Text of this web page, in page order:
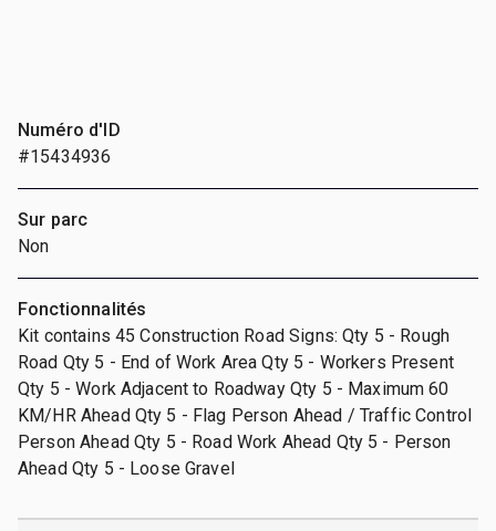
Numéro d'ID
#15434936
Sur parc
Non
Fonctionnalités
Kit contains 45 Construction Road Signs: Qty 5 - Rough
Road Qty 5 - End of Work Area Qty 5 - Workers Present
Qty 5 - Work Adjacent to Roadway Qty 5 - Maximum 60
KM/HR Ahead Qty 5 - Flag Person Ahead / Traffic Control
Person Ahead Qty 5 - Road Work Ahead Qty 5 - Person
Ahead Qty 5 - Loose Gravel